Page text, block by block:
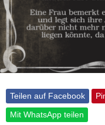
Teilen auf Facebook
Mit WhatsApp teilen